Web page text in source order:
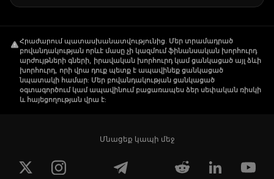
Հրաժարում պատասխանատվությունից. Մեր տրամադրած
բովանդակության որևէ մասը չի կազմում ֆինանսական խորհուրդ
արժույթների գների, իրավական խորհուրդ կամ ցանկացած այլ ձևի
խորհուրդ, որի վրա դուք պետք է ապավինեք ցանկացած
նպատակի համար: Մեր բովանդակության ցանկացած
օգտագործում կամ ապավինում բացառապես ձեր սեփական ռիսկի
և հայեցողության վրա է:
Մնացեք կապի մեջ